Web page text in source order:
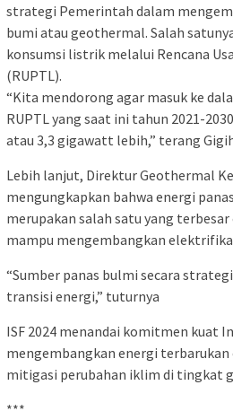
strategi Pemerintah dalam
bumi atau geothermal. Salah
konsumsi listrik melalui Rencana
(RUPTL).
“Kita mendorong agar masuk ke
RUPTL yang saat ini tahun 2021-
atau 3,3 gigawatt lebih,” terang
Lebih lanjut, Direktur Geothermal
mengungkapkan bahwa energi
merupakan salah satu yang
mampu mengembangkan
“Sumber panas bulmi secara
transisi energi,” tuturnya
ISF 2024 menandai komitmen kuat
mengembangkan energi
mitigasi perubahan iklim di tingkat
***